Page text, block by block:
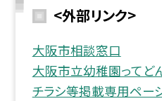
<外部リンク>
大阪市相談窓口
大阪市立幼稚園ってど
チラシ等掲載専用ペー